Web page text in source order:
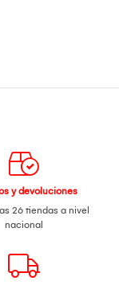
y devoluciones
26 tiendas a nivel
nacional